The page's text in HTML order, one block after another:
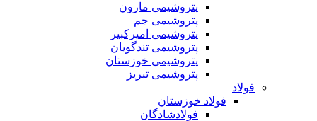
پتروشیمی مارون
پتروشیمی جم
پتروشیمی امیرکبیر
پتروشیمی تندگویان
پتروشیمی خوزستان
پتروشیمی تبریز
فولاد
فولاد خوزستان
فولادشادگان